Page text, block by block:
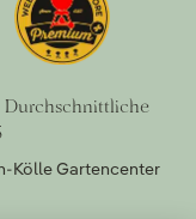
Durchschnittliche
Kölle Gartencenter